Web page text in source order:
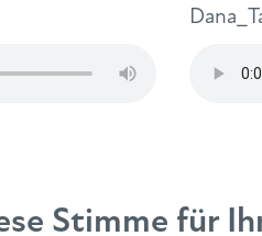
Stimme für